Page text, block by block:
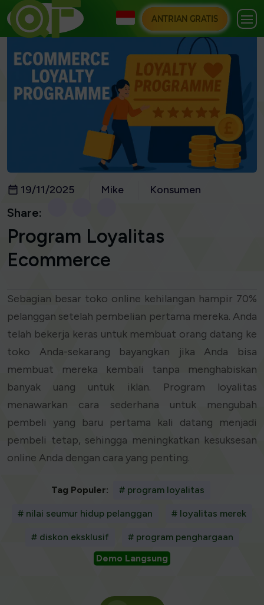
ANTRIAN GRATIS
19/11/2025 Mike Konsumen
Share:
Program Loyalitas
Ecommerce
Sebagian besar toko online kehilangan hampir 70%
pelanggan setelah pembelian pertama mereka. Anda
telah bekerja keras untuk membuat orang datang ke
toko Anda-sekarang bayangkan jika Anda bisa
membuat mereka kembali tanpa menghabiskan
banyak uang untuk iklan. Program loyalitas
menawarkan cara sederhana untuk mengubah
pembeli yang baru pertama kali datang menjadi
pembeli tetap, sehingga meningkatkan kesuksesan
online Anda dengan cara yang penting.
Tag Populer: # program loyalitas
# nilai seumur hidup pelanggan # loyalitas merek
# diskon eksklusif
# program penghargaan
Demo Langsung